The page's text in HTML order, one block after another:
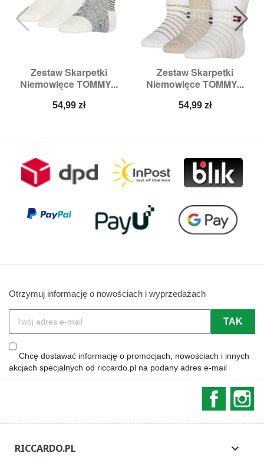
Zestaw Skarpetki
Niemowlęce TOMMY...
Cena
54,99 zł
Zestaw Skarpetki
Niemowlęce TOMMY...
Cena
54,99 zł
Otrzymuj informację o nowościach i wyprzedażach
Chcę dostawać informację o promocjach, nowościach i innych
akcjach specjalnych od riccardo.pl na podany adres e-mail
RICCARDO.PL 